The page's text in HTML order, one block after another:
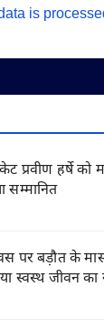
is
प्रवीण हर्षे को
सम्मानित
पर बड़ौत के
स्वस्थ जीवन